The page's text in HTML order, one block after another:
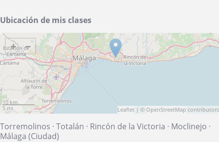
Ubicación de mis clases
+ −
10 km
5 mi
Leaflet | © OpenStreetMap contributors
Torremolinos · Totalán · Rincón de la Victoria · Moclinejo ·
Málaga (Ciudad)